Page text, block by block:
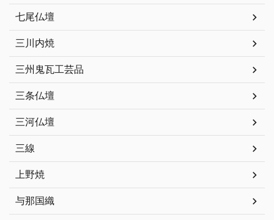
七尾仏壇
三川内焼
三州鬼瓦工芸品
三条仏壇
三河仏壇
三線
上野焼
与那国織